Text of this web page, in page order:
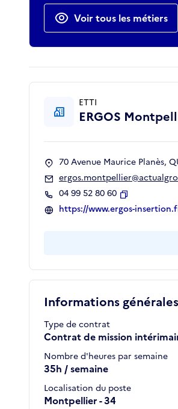
Actions rapides
Voir tous les métiers
Informations générales
Type de contrat
Contrat de mission
Nombre d'heures par semaine
35h / semaine
Localisation du poste
Montpellier - 34
ETTI
ERGOS
70 Avenue Maurice Planès,
04 99 52 80 60
Copier
https://www.ergos-